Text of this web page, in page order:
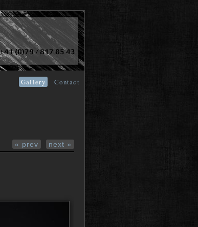
Gallery Contact
« prev next »